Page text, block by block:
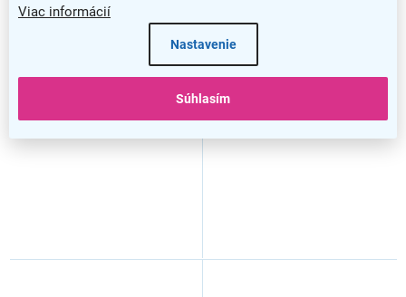
Viac informácií
Nastavenie
Súhlasím
OfficeTech B, 140 x 80 cm,
biela podnož, dub kamenný
OfficeTech B, 140 x 80 cm,
biela podnož, dub kraft